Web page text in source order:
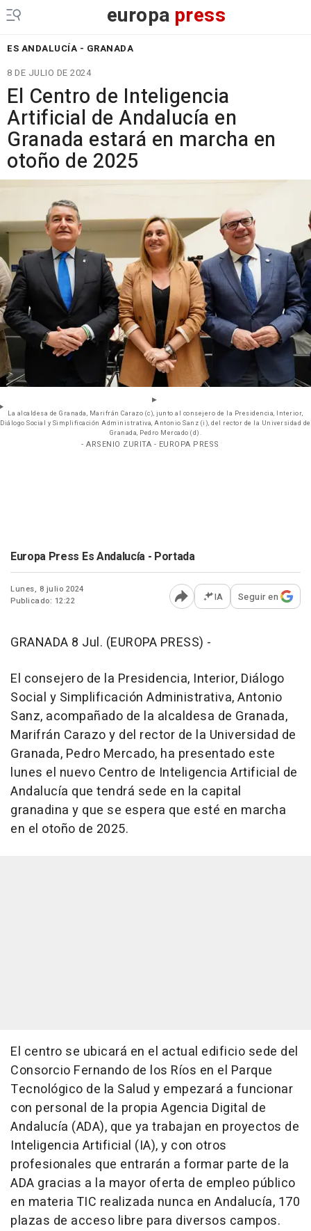
europa press
ES ANDALUCÍA - GRANADA
8 DE JULIO DE 2024
El Centro de Inteligencia
Artificial de Andalucía en
Granada estará en marcha en
otoño de 2025
La alcaldesa de Granada, Marifrán Carazo (c), junto al consejero de la Presidencia, Interior,
Diálogo Social y Simplificación Administrativa, Antonio Sanz (i), del rector de la Universidad de
Granada, Pedro Mercado (d).
- ARSENIO ZURITA - EUROPA PRESS
Europa Press Es Andalucía - Portada
Lunes, 8 julio 2024
Publicado: 12:22
Abrir opciones para
IA Seguir en
GRANADA 8 Jul. (EUROPA PRESS) -
El consejero de la Presidencia, Interior, Diálogo
Social y Simplificación Administrativa, Antonio
Sanz, acompañado de la alcaldesa de Granada,
Marifrán Carazo y del rector de la Universidad de
Granada, Pedro Mercado, ha presentado este
lunes el nuevo Centro de Inteligencia Artificial de
Andalucía que tendrá sede en la capital
granadina y que se espera que esté en marcha
en el otoño de 2025.
El centro se ubicará en el actual edificio sede del
Consorcio Fernando de los Ríos en el Parque
Tecnológico de la Salud y empezará a funcionar
con personal de la propia Agencia Digital de
Andalucía (ADA), que ya trabajan en proyectos de
Inteligencia Artificial (IA), y con otros
profesionales que entrarán a formar parte de la
ADA gracias a la mayor oferta de empleo público
en materia TIC realizada nunca en Andalucía, 170
plazas de acceso libre para diversos campos.